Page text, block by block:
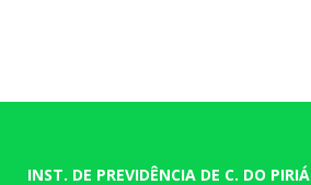
INST. DE PREVIDÊNCIA DE C. DO PIRIÁ